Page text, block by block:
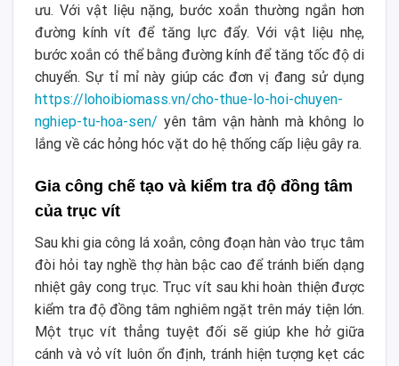
ưu. Với vật liệu nặng, bước xoắn thường ngắn hơn
đường kính vít để tăng lực đẩy. Với vật liệu nhẹ,
bước xoắn có thể bằng đường kính để tăng tốc độ di
chuyển. Sự tỉ mỉ này giúp các đơn vị đang sử dụng
https://lohoibiomass.vn/cho-thue-lo-hoi-chuyen-
nghiep-tu-hoa-sen/ yên tâm vận hành mà không lo
lắng về các hỏng hóc vặt do hệ thống cấp liệu gây ra.
Gia công chế tạo và kiểm tra độ đồng tâm
của trục vít
Sau khi gia công lá xoắn, công đoạn hàn vào trục tâm
đòi hỏi tay nghề thợ hàn bậc cao để tránh biến dạng
nhiệt gây cong trục. Trục vít sau khi hoàn thiện được
kiểm tra độ đồng tâm nghiêm ngặt trên máy tiện lớn.
Một trục vít thẳng tuyệt đối sẽ giúp khe hở giữa
cánh và vỏ vít luôn ổn định, tránh hiện tượng kẹt các